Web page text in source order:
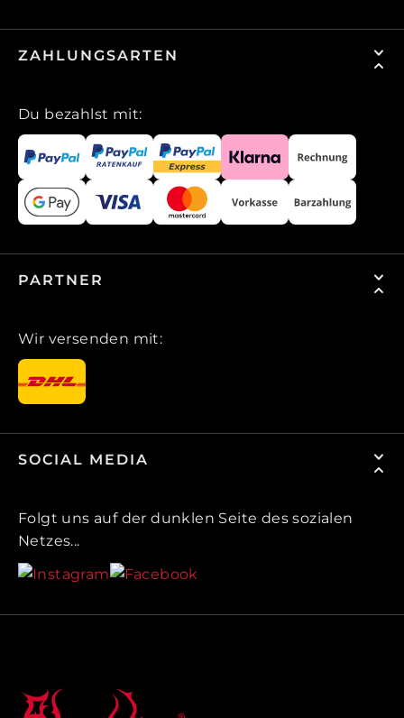
ZAHLUNGSARTEN
Du bezahlst mit:
PARTNER
Wir versenden mit:
SOCIAL MEDIA
Folgt uns auf der dunklen Seite des sozialen
Netzes...